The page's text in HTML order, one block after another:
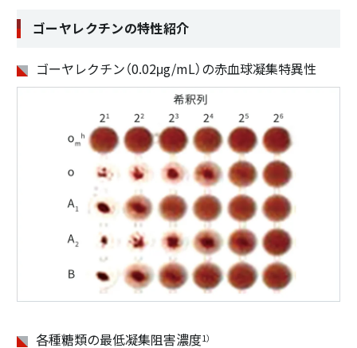
ゴーヤレクチンの特性紹介
ゴーヤレクチン（0.02μg/mL）の赤血球凝集特異性
各種糖類の最低凝集阻害濃度1）